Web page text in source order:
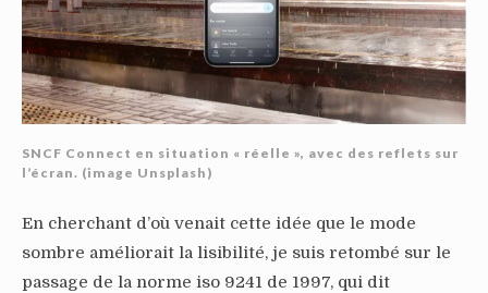
SNCF Connect en situation « réelle », avec des reflets sur
l’écran. (image Unsplash)
En cherchant d’où venait cette idée que le mode
sombre améliorait la lisibilité, je suis retombé sur le
passage de la norme iso 9241 de 1997, qui dit